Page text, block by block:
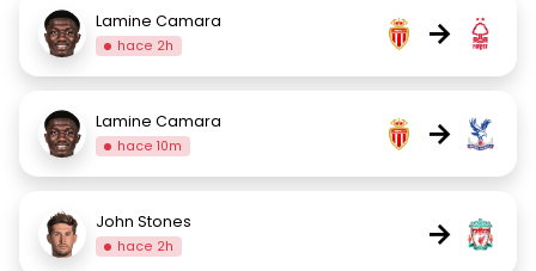
Lamine Camara
hace 2h →
Lamine Camara
hace 10m →
John Stones
hace 2h →